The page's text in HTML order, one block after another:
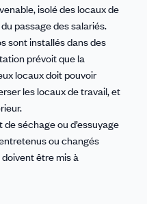
isolé des locaux de
passage des salariés.
sont installés dans des
prévoit que la
locaux doit pouvoir
les locaux de travail, et
séchage ou d’essuyage
ou changés
être mis à